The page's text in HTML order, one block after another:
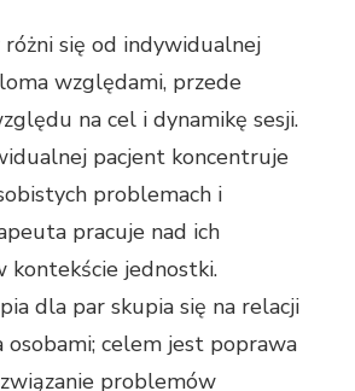
się od indywidualnej
względami, przede
na cel i dynamikę sesji.
pacjent koncentruje
problemach i
pracuje nad ich
kontekście jednostki.
dla par skupia się na relacji
osobami; celem jest poprawa
problemów